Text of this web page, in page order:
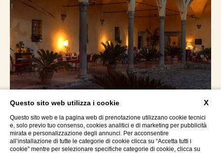
X
Questo sito web utilizza i cookie
Questo sito web e la pagina web di prenotazione utilizzano cookie tecnici
e, solo previo tuo consenso, cookies analitici e di marketing per pubblicità
mirata e personalizzazione degli annunci. Per acconsentire
all’installazione di tutte le categorie di cookie clicca su “Accetta tutti i
cookie” mentre per selezionare specifiche categorie di cookie, clicca su